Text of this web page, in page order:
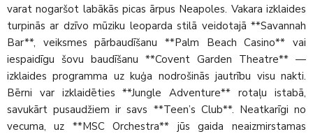
varat nogaršot labākās picas ārpus Neapoles. Vakara izklaides
turpinās ar dzīvo mūziku leoparda stilā veidotajā **Savannah
Bar**, veiksmes pārbaudīšanu **Palm Beach Casino** vai
iespaidīgu šovu baudīšanu **Covent Garden Theatre** —
izklaides programma uz kuģa nodrošinās jautrību visu nakti.
Bērni var izklaidēties **Jungle Adventure** rotaļu istabā,
savukārt pusaudžiem ir savs **Teen’s Club**. Neatkarīgi no
vecuma, uz **MSC Orchestra** jūs gaida neaizmirstamas